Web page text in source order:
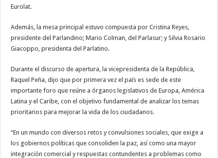
Eurolat.
Además, la mesa principal estuvo compuesta por Cristina Reyes,
presidente del Parlandino; Mario Colman, del Parlasur; y Silvia Rosario
Giacoppo, presidenta del Parlatino.
Durante el discurso de apertura, la vicepresidenta de la República,
Raquel Peña, dijo que por primera vez el país es sede de este
importante foro que reúne a órganos legislativos de Europa, América
Latina y el Caribe, con el objetivo fundamental de analizar los temas
prioritarios para mejorar la vida de los ciudadanos.
“En un mundo con diversos retos y convulsiones sociales, que exige a
los gobiernos políticas que consoliden la paz, así como una mayor
integración comercial y respuestas contundentes a problemas como